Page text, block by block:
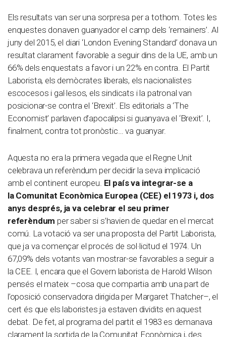
Els resultats van ser una sorpresa per a tothom. Totes les
enquestes donaven guanyador el camp dels ‘remainers’. Al
juny del 2015, el diari ‘London Evening Standard’ donava un
resultat clarament favorable a seguir dins de la UE, amb un
66% dels enquestats a favor i un 22% en contra. El Partit
Laborista, els demòcrates liberals, els nacionalistes
escocesos i gal·lesos, els sindicats i la patronal van
posicionar-se contra el ‘Brexit’. Els editorials a ‘The
Economist’ parlaven d’apocalipsi si guanyava el ‘Brexit’. I,
finalment, contra tot pronòstic… va guanyar.
Aquesta no era la primera vegada que el Regne Unit
celebrava un referèndum per decidir la seva implicació
amb el continent europeu. El país va integrar-se a
la Comunitat Econòmica Europea (CEE) el 1973 i, dos
anys després, ja va celebrar el seu primer
referèndum per saber si s’havien de quedar en el mercat
comú. La votació va ser una proposta del Partit Laborista,
que ja va començar el procés de sol·licitud el 1974. Un
67,09% dels votants van mostrar-se favorables a seguir a
la CEE. I, encara que el Govern laborista de Harold Wilson
pensés el mateix –cosa que compartia amb una part de
l’oposició conservadora dirigida per Margaret Thatcher–, el
cert és que els laboristes ja estaven dividits en aquest
debat. De fet, al programa del partit el 1983 es demanava
clarament la sortida de la Comunitat Econòmica i, des